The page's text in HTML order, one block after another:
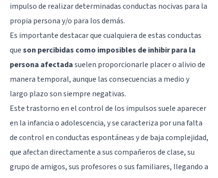
impulso de realizar determinadas conductas nocivas para la
propia persona y/o para los demás.
Es importante destacar que cualquiera de estas conductas
queson percibidas como imposibles de inhibir para la
persona afectadasuelen proporcionarle placer o alivio de
manera temporal, aunque las consecuencias a medio y
largo plazo son siempre negativas.
Este trastorno en el control de los impulsos suele aparecer
en la infancia o adolescencia, y se caracteriza por una falta
de control en conductas espontáneas y de baja complejidad,
que afectan directamente a sus compañeros de clase, su
grupo de amigos, sus profesores o sus familiares, llegando a